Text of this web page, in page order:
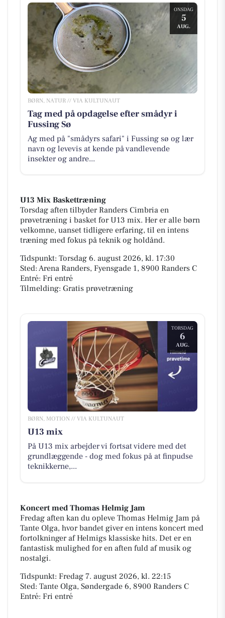
ONSDAG
5
AUG.
BØRN, NATUR // VIA KULTUNAUT
Tag med på opdagelse efter smådyr i
Fussing Sø
Ag med på "smådyrs safari" i Fussing sø og lær
navn og levevis at kende på vandlevende
insekter og andre...
U13 Mix Baskettræning
Torsdag aften tilbyder Randers Cimbria en
prøvetræning i basket for U13 mix. Her er alle børn
velkomne, uanset tidligere erfaring, til en intens
træning med fokus på teknik og holdånd.
Tidspunkt: Torsdag 6. august 2026, kl. 17:30
Sted: Arena Randers, Fyensgade 1, 8900 Randers C
Entré: Fri entré
Tilmelding: Gratis prøvetræning
TORSDAG
6
AUG.
BØRN, MOTION // VIA KULTUNAUT
U13 mix
På U13 mix arbejder vi fortsat videre med det
grundlæggende - dog med fokus på at finpudse
teknikkerne,...
Koncert med Thomas Helmig Jam
Fredag aften kan du opleve Thomas Helmig Jam på
Tante Olga, hvor bandet giver en intens koncert med
fortolkninger af Helmigs klassiske hits. Det er en
fantastisk mulighed for en aften fuld af musik og
nostalgi.
Tidspunkt: Fredag 7. august 2026, kl. 22:15
Sted: Tante Olga, Søndergade 6, 8900 Randers C
Entré: Fri entré